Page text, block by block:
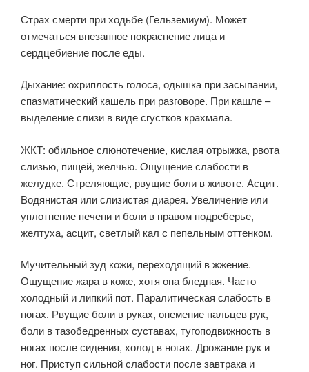
Страх смерти при ходьбе (Гельземиум). Может
отмечаться внезапное покраснение лица и
сердцебиение после еды.
Дыхание: охриплость голоса, одышка при засыпании,
спазматический кашель при разговоре. При кашле –
выделение слизи в виде сгустков крахмала.
ЖКТ: обильное слюнотечение, кислая отрыжка, рвота
слизью, пищей, желчью. Ощущение слабости в
желудке. Стреляющие, рвущие боли в животе. Асцит.
Водянистая или слизистая диарея. Увеличение или
уплотнение печени и боли в правом подреберье,
желтуха, асцит, светлый кал с пепельным оттенком.
Мучительный зуд кожи, переходящий в жжение.
Ощущение жара в коже, хотя она бледная. Часто
холодный и липкий пот. Паралитическая слабость в
ногах. Рвущие боли в руках, онемение пальцев рук,
боли в тазобедренных суставах, тугоподвижность в
ногах после сидения, холод в ногах. Дрожание рук и
ног. Приступ сильной слабости после завтрака и